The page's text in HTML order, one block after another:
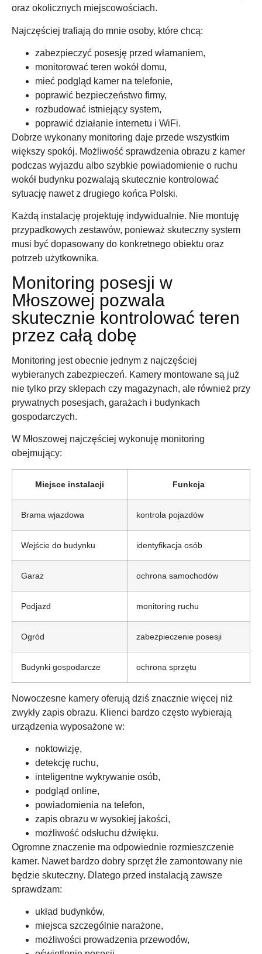
oraz okolicznych miejscowościach.
Najczęściej trafiają do mnie osoby, które chcą:
zabezpieczyć posesję przed włamaniem,
monitorować teren wokół domu,
mieć podgląd kamer na telefonie,
poprawić bezpieczeństwo firmy,
rozbudować istniejący system,
poprawić działanie internetu i WiFi.
Dobrze wykonany monitoring daje przede wszystkim
większy spokój. Możliwość sprawdzenia obrazu z kamer
podczas wyjazdu albo szybkie powiadomienie o ruchu
wokół budynku pozwalają skutecznie kontrolować
sytuację nawet z drugiego końca Polski.
Każdą instalację projektuję indywidualnie. Nie montuję
przypadkowych zestawów, ponieważ skuteczny system
musi być dopasowany do konkretnego obiektu oraz
potrzeb użytkownika.
Monitoring posesji w
Młoszowej pozwala
skutecznie kontrolować teren
przez całą dobę
Monitoring jest obecnie jednym z najczęściej
wybieranych zabezpieczeń. Kamery montowane są już
nie tylko przy sklepach czy magazynach, ale również przy
prywatnych posesjach, garażach i budynkach
gospodarczych.
W Młoszowej najczęściej wykonuję monitoring
obejmujący:
Miejsce instalacji Funkcja
Brama wjazdowa kontrola pojazdów
Wejście do budynku identyfikacja osób
Garaż ochrona samochodów
Podjazd monitoring ruchu
Ogród zabezpieczenie posesji
Budynki gospodarcze ochrona sprzętu
Nowoczesne kamery oferują dziś znacznie więcej niż
zwykły zapis obrazu. Klienci bardzo często wybierają
urządzenia wyposażone w:
noktowizję,
detekcję ruchu,
inteligentne wykrywanie osób,
podgląd online,
powiadomienia na telefon,
zapis obrazu w wysokiej jakości,
możliwość odsłuchu dźwięku.
Ogromne znaczenie ma odpowiednie rozmieszczenie
kamer. Nawet bardzo dobry sprzęt źle zamontowany nie
będzie skuteczny. Dlatego przed instalacją zawsze
sprawdzam:
układ budynków,
miejsca szczególnie narażone,
możliwości prowadzenia przewodów,